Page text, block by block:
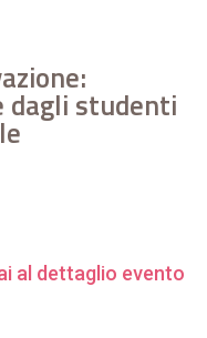
dagli studenti
al dettaglio evento